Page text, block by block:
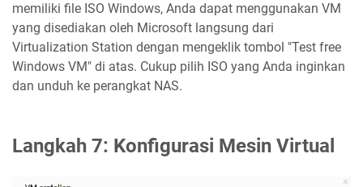
memiliki file ISO Windows, Anda dapat menggunakan VM
yang disediakan oleh Microsoft langsung dari
Virtualization Station dengan mengeklik tombol "Test free
Windows VM" di atas. Cukup pilih ISO yang Anda inginkan
dan unduh ke perangkat NAS.
Langkah 7: Konfigurasi Mesin Virtual